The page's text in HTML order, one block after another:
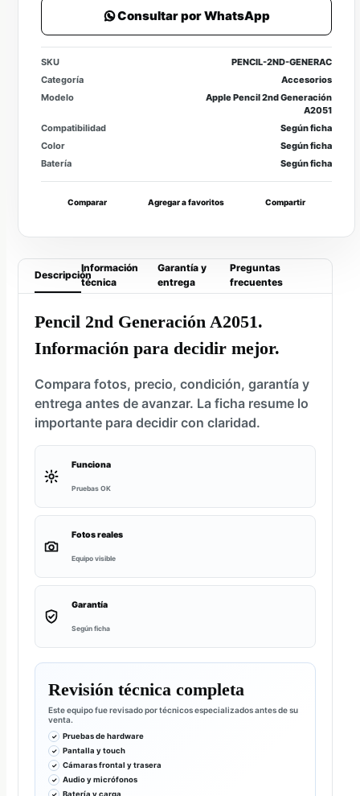
Consultar por WhatsApp
SKU
PENCIL-2ND-GENERAC
Categoría
Accesorios
Modelo
Apple Pencil 2nd Generación
A2051
Compatibilidad
Según ficha
Color
Según ficha
Batería
Según ficha
Comparar Agregar a favoritos Compartir
Descripción
Información
técnica
Garantía y
entrega
Preguntas
frecuentes
Pencil 2nd Generación A2051.
Información para decidir mejor.
Compara fotos, precio, condición, garantía y
entrega antes de avanzar. La ficha resume lo
importante para decidir con claridad.
Funciona
Pruebas OK
Fotos reales
Equipo visible
Garantía
Según ficha
Revisión técnica completa
Este equipo fue revisado por técnicos especializados antes de su
venta.
Pruebas de hardware
Pantalla y touch
Cámaras frontal y trasera
Audio y micrófonos
Batería y carga